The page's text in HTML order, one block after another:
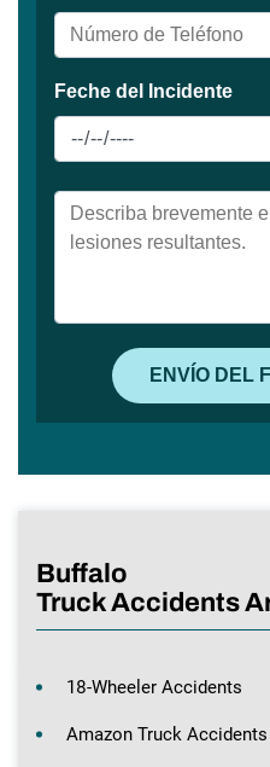
Buffalo
Truck Accidents
18-Wheeler Accidents
Amazon Truck Accidents